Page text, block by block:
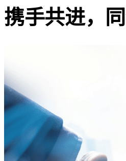
携手共进，